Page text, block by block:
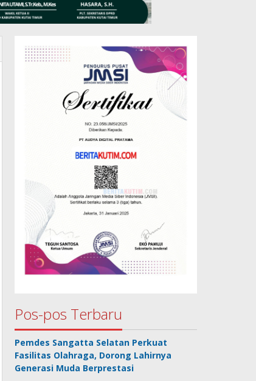
Pos-pos Terbaru
Pemdes Sangatta Selatan Perkuat
Fasilitas Olahraga, Dorong Lahirnya
Generasi Muda Berprestasi